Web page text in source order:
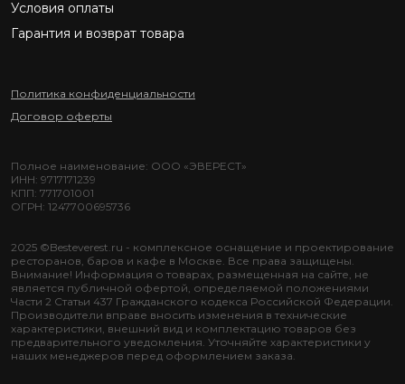
Условия оплаты
Гарантия и возврат товара
Политика конфиденциальности
Договор оферты
2025 ©Besteverest.ru - комплексное оснащение и проектирование
ресторанов, баров и кафе в Москве. Все права защищены.
Внимание! Информация о товарах, размещенная на сайте, не
является публичной офертой, определяемой положениями
Части 2 Статьи 437 Гражданского кодекса Российской Федерации.
Производители вправе вносить изменения в технические
характеристики, внешний вид и комплектацию товаров без
предварительного уведомления. Уточняйте характеристики у
наших менеджеров перед оформлением заказа.
Полное наименование: ООО «ЭВЕРЕСТ»
ИНН: 9717171239
КПП: 771701001
ОГРН: 1247700695736